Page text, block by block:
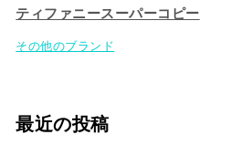
ティファニースーパーコピー
その他のブランド
最近の投稿